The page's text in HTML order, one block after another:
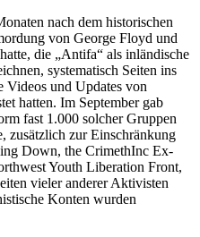
nach dem historischen
von George Floyd und
die „Antifa“ als inländische
systematisch Seiten ins
Videos und Updates von
hatten. Im September gab
fast 1.000 solcher Gruppen
zusätzlich zur Einschränkung
Down, the CrimethInc Ex-
Youth Liberation Front,
vieler anderer Aktivisten
Konten wurden